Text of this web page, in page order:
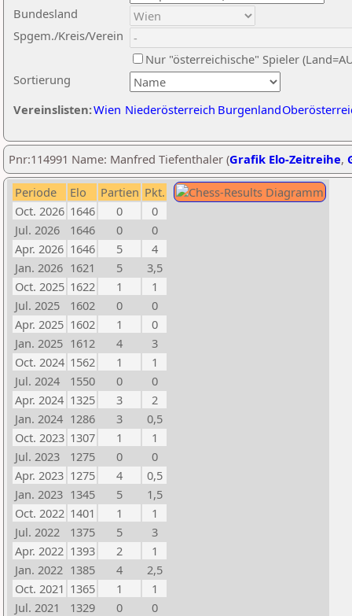
Sortierung
Bundesland
Spgem./Kreis/Verein
Nur "österreichische" Spieler
Vereinslisten:Wien Niederösterreich Burgenland
Pnr:114991 Name: Manfred Tiefenthaler (Grafik Elo-Zeitreihe,
Periode Elo Partien Pkt.
Oct. 2026 1646 0
0
Jul. 2026
1646 0
0
Apr. 2026 1646 5
4
Jan. 2026 1621 5
3,5
Oct. 2025 1622 1
1
Jul. 2025
1602 0
0
Apr. 2025 1602 1
0
Jan. 2025 1612 4
3
Oct. 2024 1562 1
1
Jul. 2024
1550 0
0
Apr. 2024 1325 3
2
Jan. 2024 1286 3
0,5
Oct. 2023 1307 1
1
Jul. 2023
1275 0
0
Apr. 2023 1275 4
0,5
Jan. 2023 1345 5
1,5
Oct. 2022 1401 1
1
Jul. 2022
1375 5
3
Apr. 2022 1393 2
1
Jan. 2022 1385 4
2,5
Oct. 2021 1365 1
1
Jul. 2021
1329 0
0